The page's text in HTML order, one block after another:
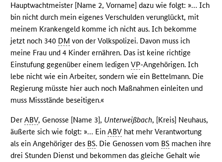
Hauptwachtmeister [Name 2, Vorname] dazu wie folgt: »… Ich
bin nicht durch mein eigenes Verschulden verunglückt, mit
meinem Krankengeld komme ich nicht aus. Ich bekomme
jetzt noch 340 DM von der Volkspolizei. Davon muss ich
meine Frau und 4 Kinder ernähren. Das ist keine richtige
Einstufung gegenüber einem ledigenVP-Angehörigen. Ich
lebe nicht wie ein Arbeiter, sondern wie ein Bettelmann. Die
Regierung müsste hier auch noch Maßnahmen einleiten und
muss Missstände beseitigen.«
DerABV, Genosse [Name 3], Unterweißbach, [Kreis] Neuhaus,
äußerte sich wie folgt: »… EinABV hat mehr Verantwortung
als ein Angehöriger des BS. Die Genossen vom BS machen ihre
drei Stunden Dienst und bekommen das gleiche Gehalt wie